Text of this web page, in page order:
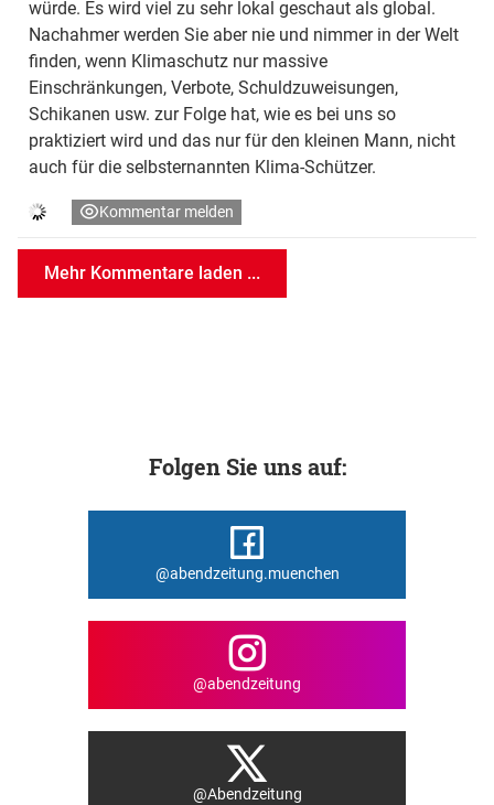
würde. Es wird viel zu sehr lokal geschaut als global.
Nachahmer werden Sie aber nie und nimmer in der Welt
finden, wenn Klimaschutz nur massive
Einschränkungen, Verbote, Schuldzuweisungen,
Schikanen usw. zur Folge hat, wie es bei uns so
praktiziert wird und das nur für den kleinen Mann, nicht
auch für die selbsternannten Klima-Schützer.
Kommentar melden
Mehr Kommentare laden ...
Folgen Sie uns auf:
@abendzeitung.muenchen
@abendzeitung
@Abendzeitung